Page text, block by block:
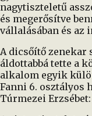
nagytiszteletű
és megerősítve
vállalásában és az
A dicsőítő zenekar
áldottabbá tette a
alkalom egyik
Fanni 6. osztályos
Túrmezei Erzsébet: